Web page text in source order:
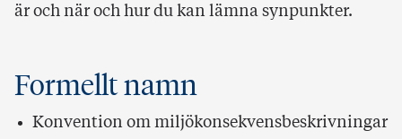
är och när och hur du kan lämna synpunkter.
Formellt namn
Konvention om miljökonsekvensbeskrivningar